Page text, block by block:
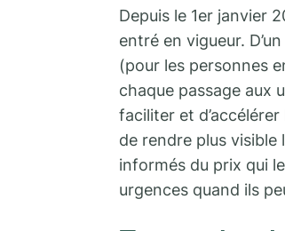
Depuis le 1er janvier
entré en vigueur.
(pour les personnes
chaque passage aux
faciliter et
de rendre plus
informés du prix qui
urgences quand ils